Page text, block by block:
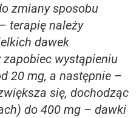
zmiany sposobu
terapię należy
dawek
zapobiec wystąpieniu
20 mg, a następnie –
się, dochodząc
do 400 mg – dawki